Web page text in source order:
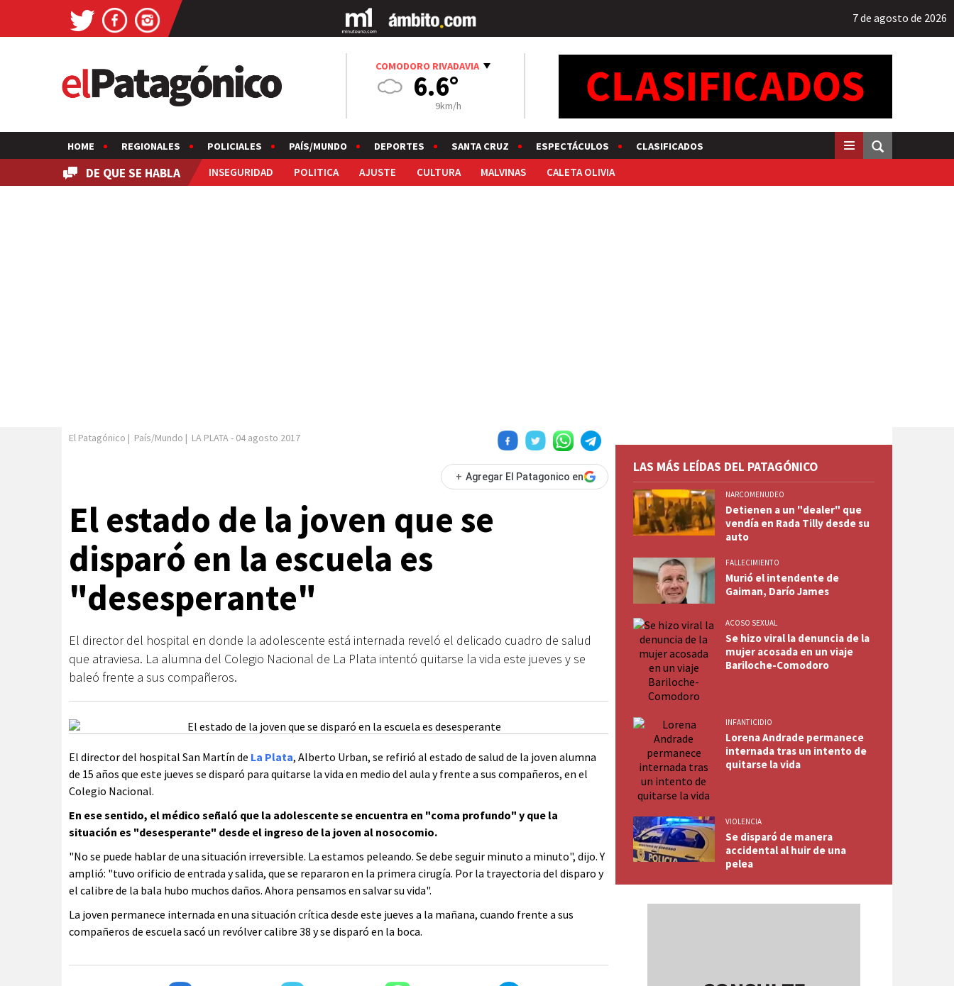
7 de agosto de 2026
COMODORO RIVADAVIA
6.6°
9km/h
HOME REGIONALES POLICIALES PAÍS/MUNDO DEPORTES SANTA CRUZ ESPECTÁCULOS CLASIFICADOS
DE QUE SE HABLA INSEGURIDAD POLITICA AJUSTE CULTURA MALVINAS CALETA OLIVIA
El Patagónico | País/Mundo | LA PLATA- 04 agosto 2017
+ Agregar El Patagonico en
El estado de la joven que se
disparó en la escuela es
"desesperante"
El director del hospital en donde la adolescente está internada reveló el delicado cuadro de salud
que atraviesa. La alumna del Colegio Nacional de La Plata intentó quitarse la vida este jueves y se
baleó frente a sus compañeros.
El director del hospital San Martín de La Plata, Alberto Urban, se refirió al estado de salud de la joven alumna
de 15 años que este jueves se disparó para quitarse la vida en medio del aula y frente a sus compañeros, en el
Colegio Nacional.
En ese sentido, el médico señaló que la adolescente se encuentra en "coma profundo" y que la
situación es "desesperante" desde el ingreso de la joven al nosocomio.
"No se puede hablar de una situación irreversible. La estamos peleando. Se debe seguir minuto a minuto", dijo. Y
amplió: "tuvo orificio de entrada y salida, que se repararon en la primera cirugía. Por la trayectoria del disparo y
el calibre de la bala hubo muchos daños. Ahora pensamos en salvar su vida".
La joven permanece internada en una situación crítica desde este jueves a la mañana, cuando frente a sus
compañeros de escuela sacó un revólver calibre 38 y se disparó en la boca.
LAS MÁS LEÍDAS DEL PATAGÓNICO
NARCOMENUDEO
Detienen a un "dealer" que
vendía en Rada Tilly desde su
auto
FALLECIMIENTO
Murió el intendente de
Gaiman, Darío James
ACOSO SEXUAL
Se hizo viral la denuncia de la
mujer acosada en un viaje
Bariloche-Comodoro
INFANTICIDIO
Lorena Andrade permanece
internada tras un intento de
quitarse la vida
VIOLENCIA
Se disparó de manera
accidental al huir de una
pelea